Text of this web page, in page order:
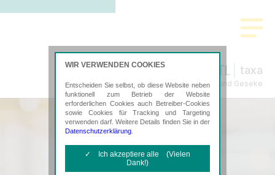
taxa
Steuerberatung in Lippstadt und Geseke
WIR VERWENDEN COOKIES
Entscheiden Sie selbst, ob diese Website neben
funktionell zum Betrieb der Website
erforderlichen Cookies auch Betreiber-Cookies
sowie Cookies für Tracking und Targeting
verwenden darf. Weitere Details finden Sie in der
Datenschutzerklärung
✓ Ich akzeptiere alle (Vielen
Dank!)